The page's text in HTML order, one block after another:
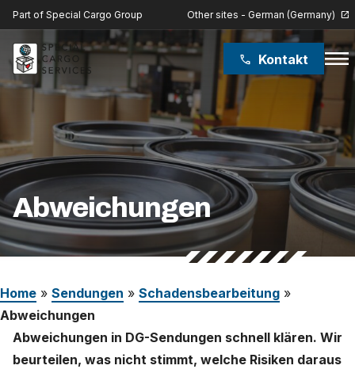
Part of Special Cargo Group Other sites - German (Germany) open_in_new
phone Kontakt menu
Abweichungen
Home » Sendungen » Schadensbearbeitung »
Abweichungen
Abweichungen in DG-Sendungen schnell klären. Wir
beurteilen, was nicht stimmt, welche Risiken daraus
Special Cargo College
Isologic
Leistungen
Über uns
Karriere